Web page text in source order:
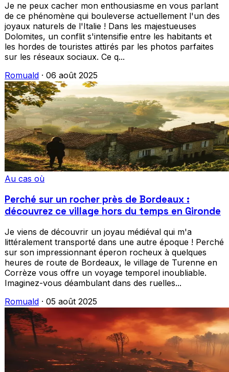
Je ne peux cacher mon enthousiasme en vous parlant
de ce phénomène qui bouleverse actuellement l'un des
joyaux naturels de l'Italie ! Dans les majestueuses
Dolomites, un conflit s'intensifie entre les habitants et
les hordes de touristes attirés par les photos parfaites
sur les réseaux sociaux. Ce q...
Romuald · 06 août 2025
Au cas où
Perché sur un rocher près de Bordeaux :
découvrez ce village hors du temps en Gironde
Je viens de découvrir un joyau médiéval qui m'a
littéralement transporté dans une autre époque ! Perché
sur son impressionnant éperon rocheux à quelques
heures de route de Bordeaux, le village de Turenne en
Corrèze vous offre un voyage temporel inoubliable.
Imaginez-vous déambulant dans des ruelles...
Romuald · 05 août 2025